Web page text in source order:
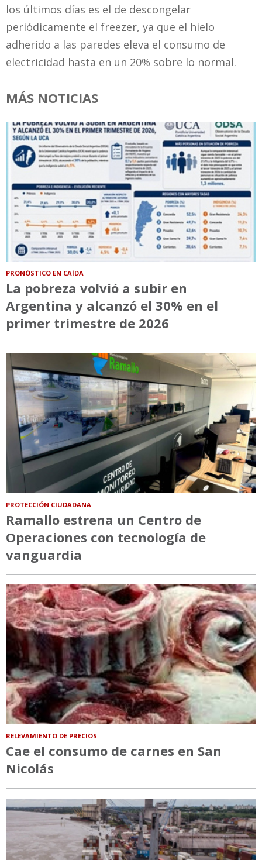
los últimos días es el de descongelar
periódicamente el freezer, ya que el hielo
adherido a las paredes eleva el consumo de
electricidad hasta en un 20% sobre lo normal.
MÁS NOTICIAS
PRONÓSTICO EN CAÍDA
La pobreza volvió a subir en
Argentina y alcanzó el 30% en el
primer trimestre de 2026
PROTECCIÓN CIUDADANA
Ramallo estrena un Centro de
Operaciones con tecnología de
vanguardia
RELEVAMIENTO DE PRECIOS
Cae el consumo de carnes en San
Nicolás